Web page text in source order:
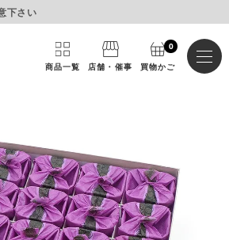
下さい
商品一覧 店舗・催事 買物かご
0